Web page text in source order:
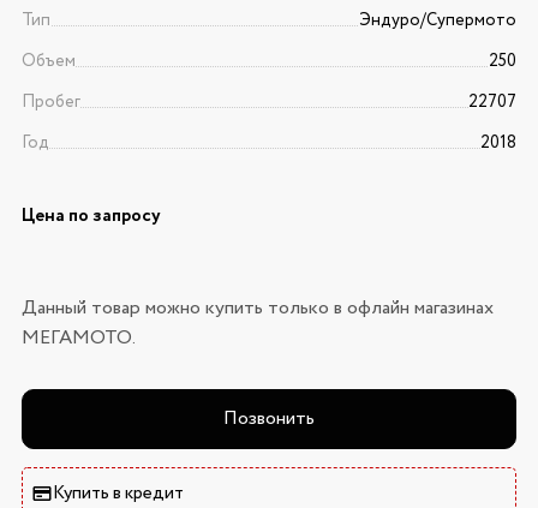
Тип
Эндуро/Супермото
Объем
250
Пробег
22707
Год
2018
Цена по запросу
Данный товар можно купить только в офлайн магазинах
МЕГАМОТО.
Позвонить
Купить в кредит